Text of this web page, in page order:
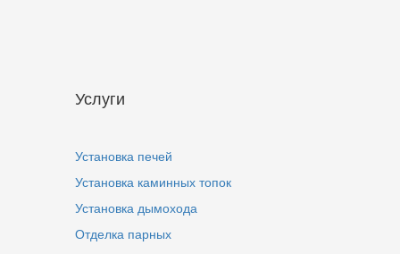
Услуги
Установка печей
Установка каминных топок
Установка дымохода
Отделка парных